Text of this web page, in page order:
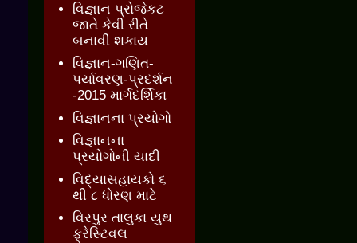
વિજ્ઞાન પ્રોજેકટ
જાતે કેવી રીતે
બનાવી શકાય
વિજ્ઞાન-ગણિત-
પર્યાવરણ-પ્રદર્શન
-2015 માર્ગદર્શિકા
વિજ્ઞાનના પ્રયોગો
વિજ્ઞાનના
પ્રયોગોની યાદી
વિદ્યાસહાયકો ૬
થી ૮ ધોરણ માટે
વિરપુર તાલુકા યુથ
ફ્રેસ્ટિવલ